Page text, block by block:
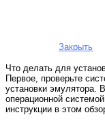
Закрыть
Что делать для
Первое, проверьте
установки эмулятора.
операционной
инструкции в этом